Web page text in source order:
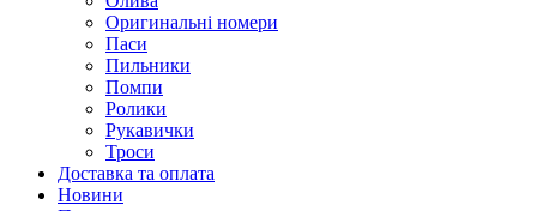
Оригинальні номери
Паси
Пильники
Помпи
Ролики
Рукавички
Троси
Доставка та оплата
Новини